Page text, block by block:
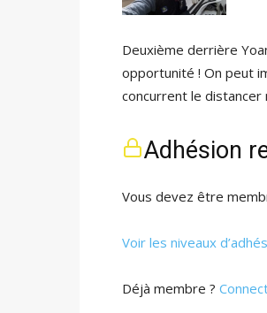
Deuxième derrière
opportunité ! On peut
concurrent le distancer
Adhésion
Vous devez être
Voir les niveaux
Déjà membre ?